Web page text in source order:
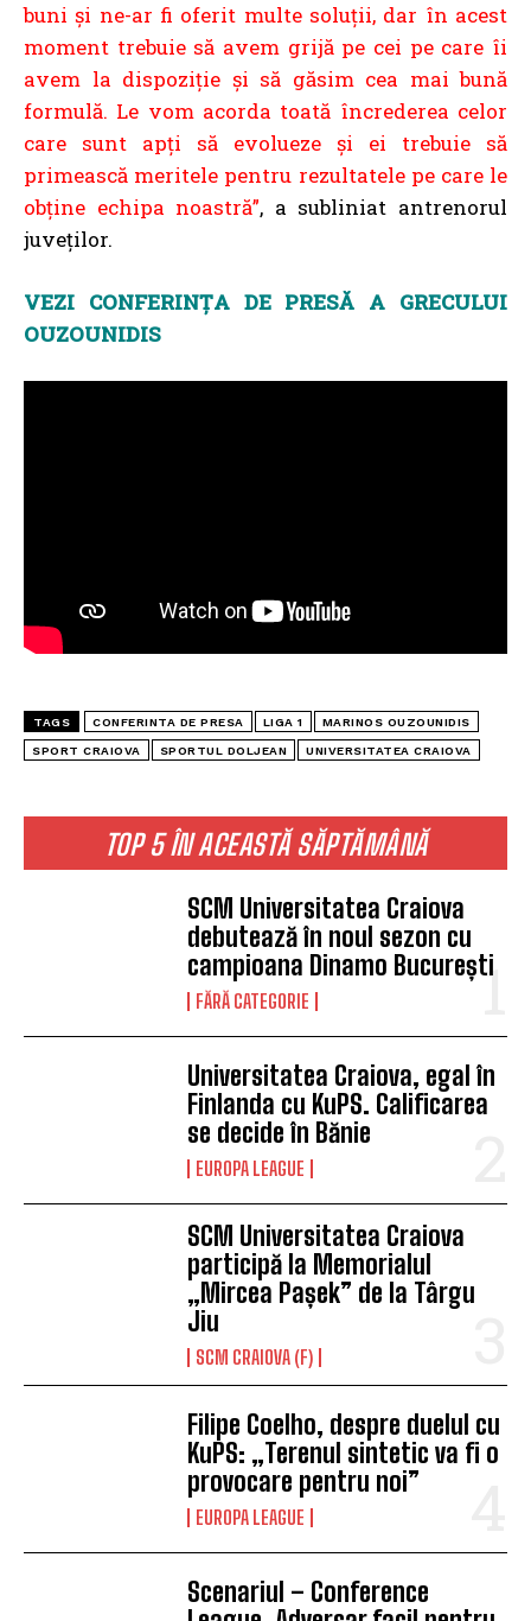
TOP 5 ÎN ACEASTĂ SĂPTĂMÂNĂ
SCM Universitatea Craiova
debutează în noul sezon cu
campioana Dinamo București
FĂRĂ CATEGORIE
Universitatea Craiova, egal în
Finlanda cu KuPS. Calificarea
se decide în Bănie
EUROPA LEAGUE
SCM Universitatea Craiova
participă la Memorialul
„Mircea Pașek” de la Târgu
Jiu
SCM CRAIOVA (F)
Filipe Coelho, despre duelul cu
KuPS: „Terenul sintetic va fi o
provocare pentru noi”
EUROPA LEAGUE
Scenariul – Conference
buni şi ne-ar fi oferit multe soluţii, dar în acest
moment trebuie să avem grijă pe cei pe care îi
avem la dispoziţie şi să găsim cea mai bună
formulă. Le vom acorda toată încrederea celor
care sunt apţi să evolueze şi ei trebuie să
primească meritele pentru rezultatele pe care le
obţine echipa noastră”, a subliniat antrenorul
juveților.
VEZI CONFERINȚA DE PRESĂ A GRECULUI
OUZOUNIDIS
TAGS CONFERINTA DE PRESA LIGA 1 MARINOS OUZOUNIDIS
SPORT CRAIOVA SPORTUL DOLJEAN UNIVERSITATEA CRAIOVA